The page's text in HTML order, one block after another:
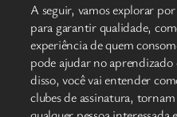
A seguir, vamos explorar
para garantir qualidade,
experiência de quem
pode ajudar no
disso, você vai entender
clubes de assinatura, tornam